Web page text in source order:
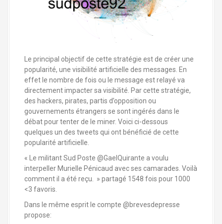
Le principal objectif de cette stratégie est de créer une
popularité, une visibilité artificielle des messages. En
effet le nombre de fois ou le message est relayé va
directement impacter sa visibilité. Par cette stratégie,
des hackers, pirates, partis d’opposition ou
gouvernements étrangers se sont ingérés dans le
débat pour tenter de le miner. Voici ci-dessous
quelques un des tweets qui ont bénéficié de cette
popularité artificielle.
« Le militant Sud Poste @GaelQuirante a voulu
interpeller Murielle Pénicaud avec ses camarades. Voilà
comment il a été reçu. » partagé 1548 fois pour 1000
<3 favoris.
Dans le même esprit le compte @brevesdepresse
propose: